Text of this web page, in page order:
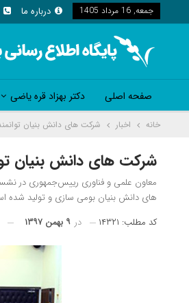
جمعه, 16 مرداد 1405 درباره ما
صفحه اصلی دکتر بهزاد قره یاضی
خانه اخبار شرکت های دانش بنیان توانمند در تأمین 97 درصد
شرکت های دانش بنیان توانمند در تأمین
های دانش ‌بنیان بومی‌ سازی و تولید شده است، گفت: بومی‌سازی و تولید 97 درصد از داروی
کد مطلب: ۱۴۳۲۱ در ۹ بهمن ۱۳۹۷